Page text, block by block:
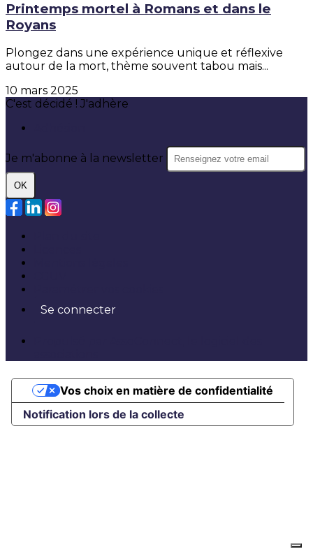
Printemps mortel à Romans et dans le
Royans
Plongez dans une expérience unique et réflexive
autour de la mort, thème souvent tabou mais...
10 mars 2025
C'est décidé ! J'adhère
Je m'abonne à la newsletter
OK
Se connecter
Notification lors de la collecte
Vos choix en matière de confidentialité